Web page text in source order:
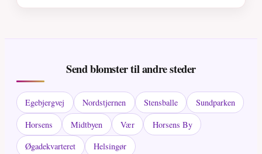
Send blomster til andre steder
Egebjergvej Nordstjernen Stensballe
Sundparken
Horsens
Midtbyen Vær
Horsens By
Øgadekvarteret
Helsingør